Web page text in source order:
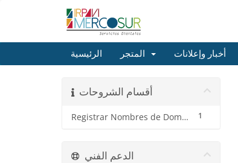
الرئيسية أخبار وإعلانات
أقسام الشروحات
1
Registrar Nombres de Dominios en Bolivia
الدعم الفني